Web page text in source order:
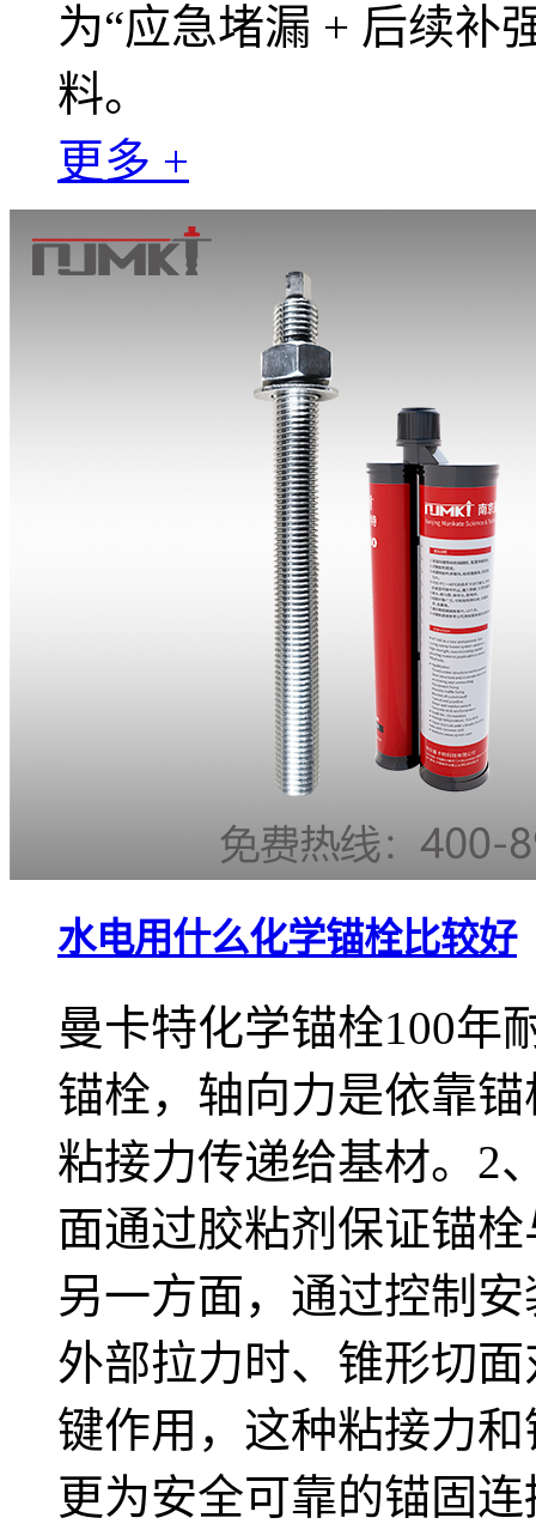
为“应急堵漏 + 后续补
料。
更多 +
水电用什么化学锚栓比较好
曼卡特化学锚栓100年
锚栓，轴向力是依靠
粘接力传递给基材。2
面通过胶粘剂保证锚
另一方面，通过控制
外部拉力时、锥形切
键作用，这种粘接力
更为安全可靠的锚固